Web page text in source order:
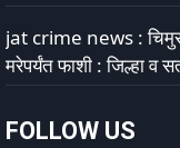
jat crime news :
मरेपर्यंत फाशी : जिल्हा व
FOLLOW US